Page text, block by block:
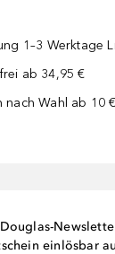
1–3 Werktage
ab 34,95 €
nach Wahl ab 10 €
einlösbar